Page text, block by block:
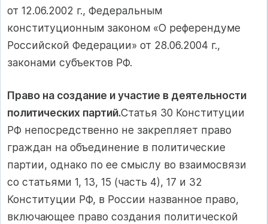
от 12.06.2002 г., Федеральным
конституционным законом «О референдуме
Российской Федерации» от 28.06.2004 г.,
законами субъектов РФ.
Право на создание и участие в деятельности
политических партий.Статья 30 Конституции
РФ непосредственно не закрепляет право
граждан на объединение в политические
партии, однако по ее смыслу во взаимосвязи
со статьями 1, 13, 15 (часть 4), 17 и 32
Конституции РФ, в России названное право,
включающее право создания политической